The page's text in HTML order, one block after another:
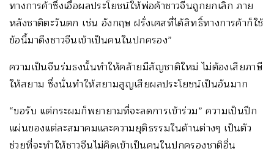
ทางการค้าซึ่งเอื้อผลประโยชน์ให้พ่อค้าชาวจีนถูกยกเลิก ภาย
หลังชาติตะวันตก เช่น อังกฤษ ฝรั่งเศสที่ได้สิทธิ์ทางการค้าก็ใช้
ข้อนี้มาดึงชาวจีนเข้าเป็นคนในปกครอง”
ความเป็นจีนร่มธงนั้นทำให้คล้ายมีสัญชาติใหม่ ไม่ต้องเสียภาษี
ให้สยาม ซึ่งนั่นทำให้สยามสูญเสียผลประโยชน์เป็นอันมาก
“ขอรับ แต่กระผมก็พยายามที่จะลดการเข้าร่วม” ความเป็นปึก
แผ่นของแต่ละสมาคมและความยุติธรรมในด้านต่างๆ เป็นตัว
ช่วยที่จะทำให้ชาวจีนไม่คิดเข้าเป็นคนในปกครองชาติอื่น